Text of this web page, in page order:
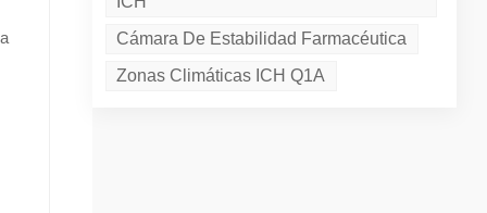
Cámara De Estabilidad Farmacéutica
Zonas Climáticas ICH Q1A